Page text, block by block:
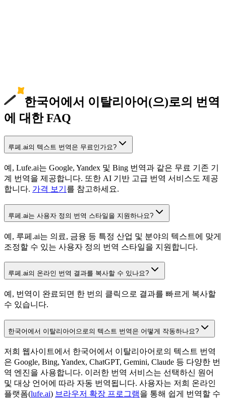
한국어에서 이탈리아어(으)로의 번역
에 대한 FAQ
루페.ai의 텍스트 번역은 무료인가요?
예, Lufe.ai는 Google, Yandex 및 Bing 번역과 같은 무료 기존 기
계 번역을 제공합니다. 또한 AI 기반 고급 번역 서비스도 제공
합니다. 가격 보기 를 참고하세요.
루페.ai는 사용자 정의 번역 스타일을 지원하나요?
예, 루페.ai는 의료, 금융 등 특정 산업 및 분야의 텍스트에 맞게
조정할 수 있는 사용자 정의 번역 스타일을 지원합니다.
루페.ai의 온라인 번역 결과를 복사할 수 있나요?
예, 번역이 완료되면 한 번의 클릭으로 결과를 빠르게 복사할
수 있습니다.
한국어에서 이탈리아어으로의 텍스트 번역은 어떻게 작동하나요?
저희 웹사이트에서 한국어에서 이탈리아어로의 텍스트 번역
은 Google, Bing, Yandex, ChatGPT, Gemini, Claude 등 다양한 번
역 엔진을 사용합니다. 이러한 번역 서비스는 선택하신 원어
및 대상 언어에 따라 자동 번역됩니다. 사용자는 저희 온라인
플랫폼(lufe.ai) 브라우저 확장 프로그램을 통해 쉽게 번역할 수